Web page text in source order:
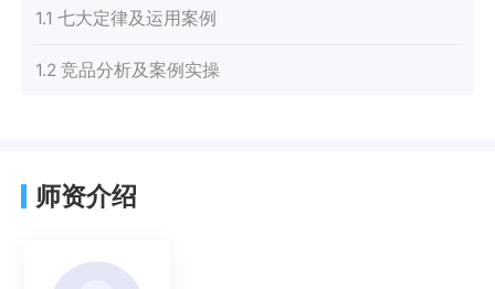
1.1 七大定律及运用案例
1.2 竞品分析及案例实操
师资介绍